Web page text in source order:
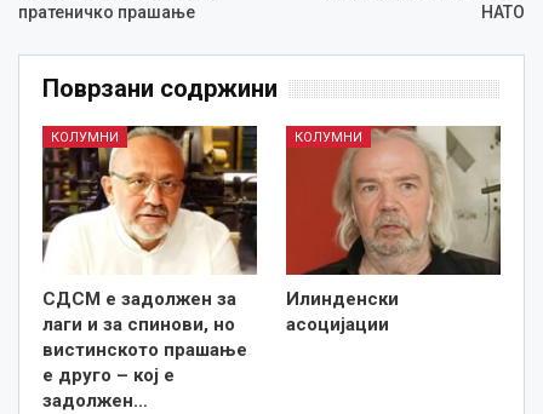
пратеничко прашање
НАТО
Поврзани содржини
КОЛУМНИ
СДСМ е задолжен за
лаги и за спинови, но
вистинското прашање
е друго – кој е
задолжен…
КОЛУМНИ
Илинденски
асоцијации